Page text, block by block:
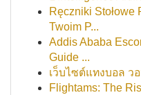
Ręczniki Stołowe
Twoim P...
Addis Ababa
Guide ...
เว็บไซต์แทงบอล ว
Flightams: The